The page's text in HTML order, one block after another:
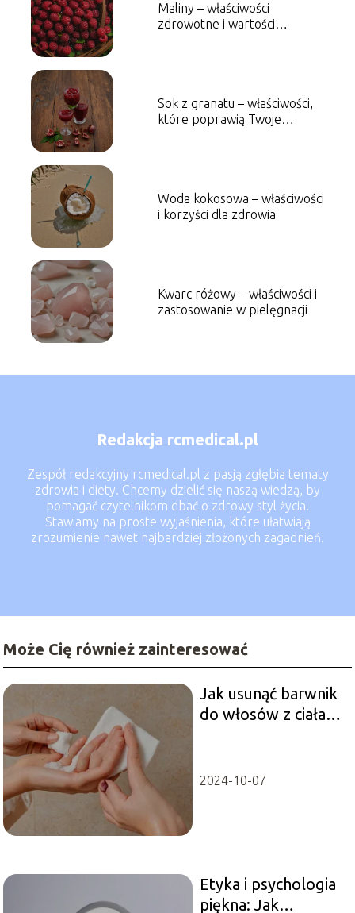
Maliny – właściwości
zdrowotne i wartości
Sok z granatu – właściwości,
które poprawią Twoje
Woda kokosowa – właściwości
i korzyści dla zdrowia
Kwarc różowy – właściwości i
zastosowanie w pielęgnacji
Redakcja rcmedical.pl
Zespół redakcyjny rcmedical.pl z pasją zgłębia tematy
zdrowia i diety. Chcemy dzielić się naszą wiedzą, by
pomagać czytelnikom dbać o zdrowy styl życia.
Stawiamy na proste wyjaśnienia, które ułatwiają
zrozumienie nawet najbardziej złożonych zagadnień.
Może Cię również zainteresować
Jak usunąć barwnik
do włosów z ciała?
2024-10-07
Etyka i psychologia
piękna: Jak